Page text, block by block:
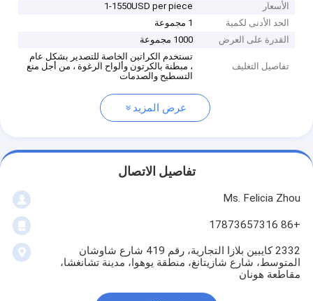
الأسعار
1-1550USD per piece
الحد الأدنى لكمية
1 مجموعة
القدرة على العرض
1000 مجموعة
تفاصيل التغليف
تستخدم الكراتين الخاصة للتصدير بشكل عام
، مبطنة بالكرتون وألواح الرغوة ، من أجل منع
التسطيح والصدمات
عرض المزيد
تفاصيل الاتصال
Ms. Felicia Zhou
+86 17873657316
2332 كايبين بلازا التجارية، رقم 419 شارع شاوشان
المتوسط، شارع شازيتانغ، منطقة يوهوا، مدينة تشانغشا،
مقاطعة هونان